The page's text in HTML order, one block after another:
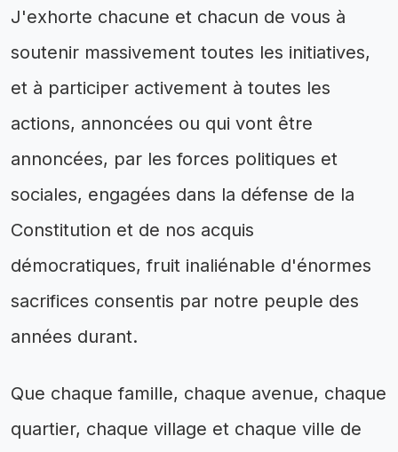
J'exhorte chacune et chacun de vous à
soutenir massivement toutes les initiatives,
et à participer activement à toutes les
actions, annoncées ou qui vont être
annoncées, par les forces politiques et
sociales, engagées dans la défense de la
Constitution et de nos acquis
démocratiques, fruit inaliénable d'énormes
sacrifices consentis par notre peuple des
années durant.
Que chaque famille, chaque avenue, chaque
quartier, chaque village et chaque ville de